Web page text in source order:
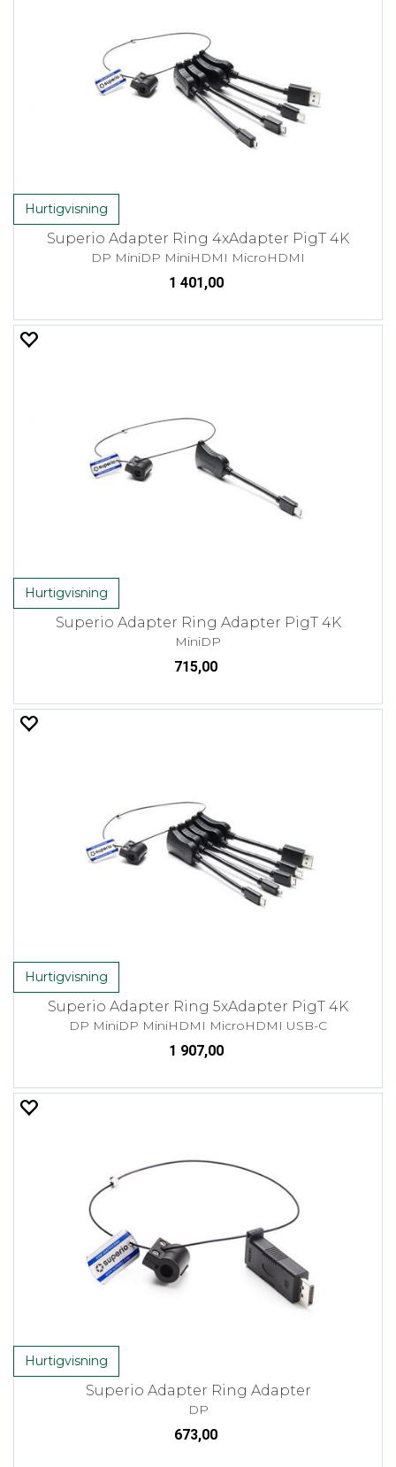
Hurtigvisning
Superio Adapter Ring 4xAdapter PigT 4K
DP MiniDP MiniHDMI MicroHDMI
1 401,00
Hurtigvisning
Superio Adapter Ring Adapter PigT 4K
MiniDP
715,00
Hurtigvisning
Superio Adapter Ring 5xAdapter PigT 4K
DP MiniDP MiniHDMI MicroHDMI USB-C
1 907,00
Hurtigvisning
Superio Adapter Ring Adapter
DP
673,00